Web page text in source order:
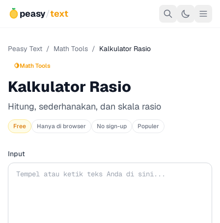
peasy/text
Peasy Text / Math Tools / Kalkulator Rasio
🍋Math Tools
Kalkulator Rasio
Hitung, sederhanakan, dan skala rasio
Free Hanya di browser No sign-up Populer
Input